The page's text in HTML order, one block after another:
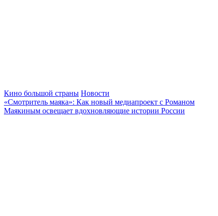
Кино большой страны Новости
«Смотритель маяка»: Как новый медиапроект с Романом
Маякиным освещает вдохновляющие истории России